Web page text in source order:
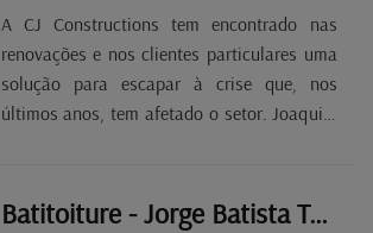
A CJ Constructions tem encontrado nas
renovações e nos clientes particulares uma
solução para escapar à crise que, nos
últimos anos, tem afetado o setor. Joaquim
nessa altura, poderá voltar em força às
Batitoiture - Jorge Batista Tp. 2 Ep. 57